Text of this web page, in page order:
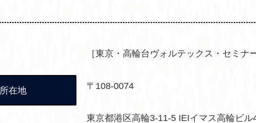
所在地
［東京・高輪台ヴォルテックス・セミナ
〒108-0074
東京都港区高輪3-11-5 IEIイマス高輪ビル